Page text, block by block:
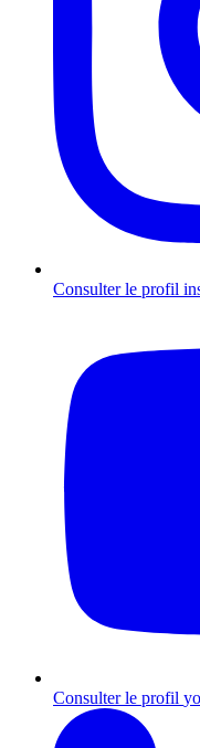
Consulter le profil
Consulter le profil